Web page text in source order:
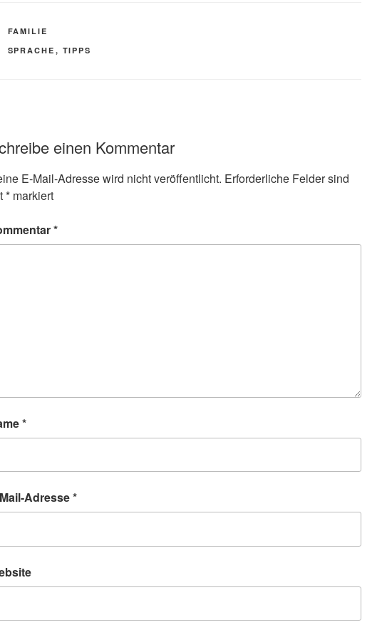
KATEGORIEN
FAMILIE
SCHLAGWÖRTER
SPRACHE , TIPPS
einen Kommentar
E-Mail-Adresse wird nicht veröffentlicht. Erforderliche Felder sind
* markiert
*
*
Adresse*